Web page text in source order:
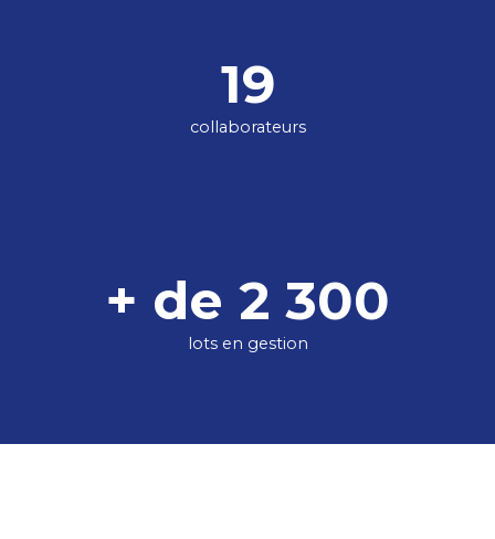
19
collaborateurs
+ de 2 300
lots en gestion